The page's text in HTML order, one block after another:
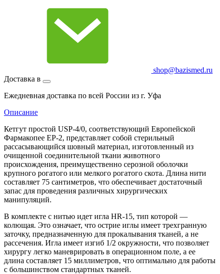
shop@bazismed.ru
Доставка в
Ежедневная доставка по всей России из г. Уфа
Описание
Кетгут простой USP-4/0, соответствующий Европейской
Фармакопее EP-2, представляет собой стерильный
рассасывающийся шовный материал, изготовленный из
очищенной соединительной ткани животного
происхождения, преимущественно серозной оболочки
крупного рогатого или мелкого рогатого скота. Длина нити
составляет 75 сантиметров, что обеспечивает достаточный
запас для проведения различных хирургических
манипуляций.
В комплекте с нитью идет игла HR-15, тип которой —
колющая. Это означает, что острие иглы имеет трехгранную
заточку, предназначенную для прокалывания тканей, а не
рассечения. Игла имеет изгиб 1/2 окружности, что позволяет
хирургу легко маневрировать в операционном поле, а ее
длина составляет 15 миллиметров, что оптимально для работы
с большинством стандартных тканей.